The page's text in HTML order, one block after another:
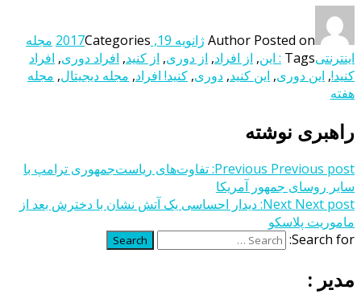
Author Posted on ژانویه 19, 2017 Categories
مجله
اینترنتیTags : این, از افراد, از دوری, از کنید, افراد دوری, افراد
کنید!, این دوری, این کنید, دوری, کنید! افراد, مجله دیجیتال, مجله
هفته
راهبری نوشته
Previous Previous post:
تفاوت‌های ریاست‌جمهوری ترامپ با
سایر روسای جمهور آمریکا
Next Next post:
دیدار احساسی یک آتش نشان با دخترش بعد از
ماموریت پلاسکو
Search for:
Search
مدیر :